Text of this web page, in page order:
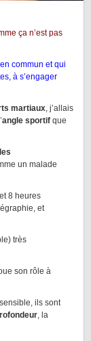
ça n’est pas
commun et qui
à s’engager
martiaux, j’allais
angle sportif que
un malade
8 heures
et
très
son rôle à
ils sont
, la